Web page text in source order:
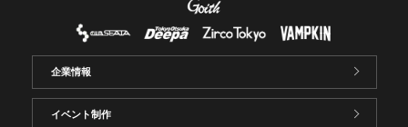
企業情報
イベント制作